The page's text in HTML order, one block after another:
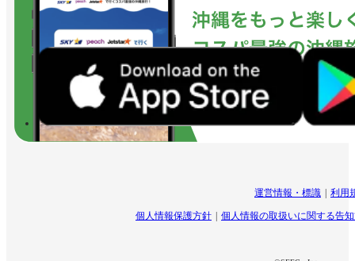
運営情報・標識 利用
個人情報保護方針 個人情報の取扱いに関する告